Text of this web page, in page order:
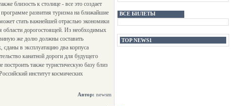
близость к столице - все это создает
развития туризма на ближайшие
стать важнейшей отраслью экономики
области дорогостоящей. Из необходимых
же долю должны составить
в эксплуатацию два корпуса
канатной дороги для будущего
построить также туристическую базу близ
институт космических
Автор: newsm
ВСЕ БИЛЕТЫ
TOP NEWS1